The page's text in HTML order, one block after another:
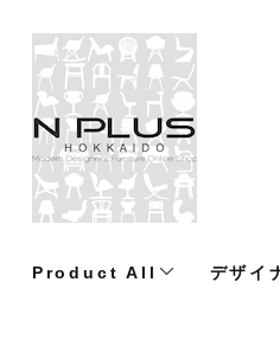
Product All デザイ